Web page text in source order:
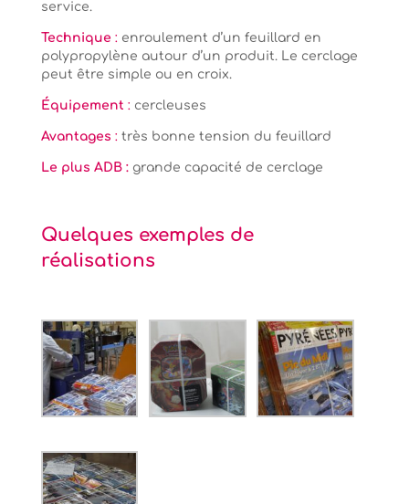
service.
Technique :enroulement d’un feuillard en
polypropylène autour d’un produit. Le cerclage
peut être simple ou en croix.
Équipement :cercleuses
Avantages :très bonne tension du feuillard
Le plus ADB : grande capacité de cerclage
Quelques exemples de
réalisations